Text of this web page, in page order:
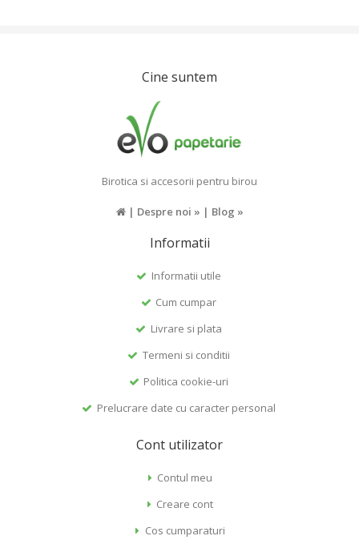
Cine suntem
Birotica si accesorii pentru birou
| Despre noi » | Blog »
Informatii
Informatii utile
Cum cumpar
Livrare si plata
Termeni si conditii
Politica cookie-uri
Prelucrare date cu caracter personal
Cont utilizator
Contul meu
Creare cont
Cos cumparaturi